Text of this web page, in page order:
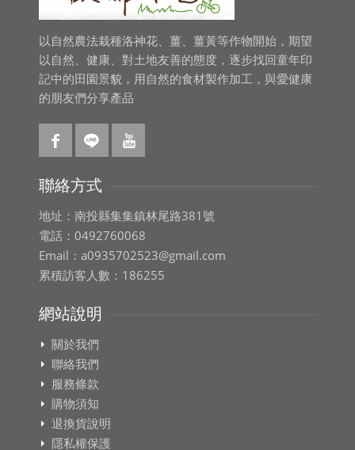
以自然農法栽種洛神花、薑、薑黃等作物開始，期望
以自然、健康、對土地友善的態度，逐步找回童年印
記中的田園景貌，用自然的食材製作加工，與愛健康
的朋友們分享產品
聯絡方式
地址：南投縣集集鎮林尾路381號
電話：0492760068
Email：a0935702523@gmail.com
累積訪客人數：186255
網站說明
關於我們
聯絡我們
服務條款
購物須知
退換貨說明
隱私權保護